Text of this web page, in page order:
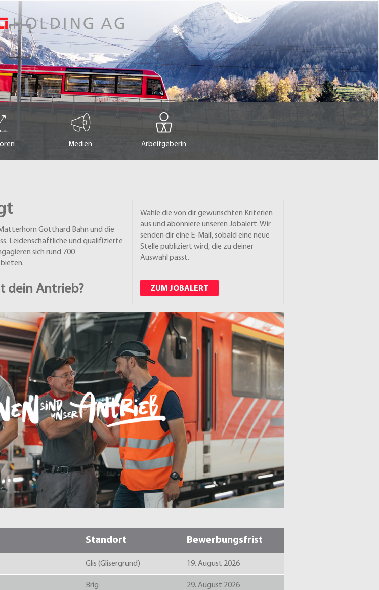
Medien Arbeitgeberin
Wähle die von dir gewünschten Kriterien
aus und abonniere unseren Jobalert. Wir
senden dir eine E-Mail, sobald eine neue
Stelle publiziert wird, die zu deiner
Auswahl passt.
ZUM JOBALERT
Gotthard Bahn und die
Leidenschaftliche und qualifizierte
sich rund 700
dein Antrieb?
Standort Bewerbungsfrist
Glis (Glisergrund) 19. August 2026
Brig 29. August 2026